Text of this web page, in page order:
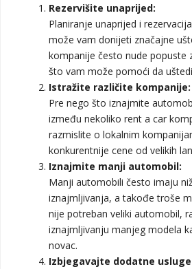
Rezervišite unaprijed:
Planiranje unaprijed i
može vam donijeti značajne
kompanije često nude popuste
što vam može pomoći da
Istražite različite kompanije:
Pre nego što iznajmite
između nekoliko rent a car
razmislite o lokalnim
konkurentnije cene od velikih
Iznajmite manji automobil:
Manji automobili često imaju
iznajmljivanja, a takođe troše
nije potreban veliki automobil,
iznajmljivanju manjeg modela
novac.
Izbjegavajte dodatne